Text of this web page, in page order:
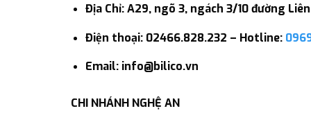
Địa Chỉ: A29, ngõ 3, ngách 3/10 đường
Điện thoại: 02466.828.232 – Hotline:
Email: info@bilico.vn
CHI NHÁNH NGHỆ AN